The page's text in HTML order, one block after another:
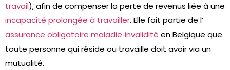
travail), afin de compenser la perte de revenus liée à une
incapacité prolongée à travailler. Elle fait partie de l’
assurance obligatoire maladie‑invalidité en Belgique que
toute personne qui réside ou travaille doit avoir via un
mutualité.